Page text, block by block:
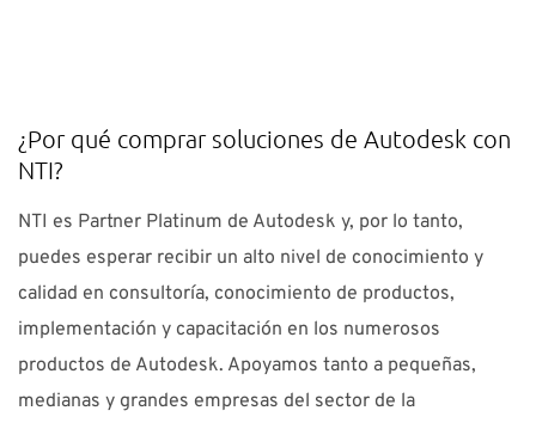
¿Por qué comprar soluciones de Autodesk con
NTI?
NTI es Partner Platinum de Autodesk y, por lo tanto,
puedes esperar recibir un alto nivel de conocimiento y
calidad en consultoría, conocimiento de productos,
implementación y capacitación en los numerosos
productos de Autodesk. Apoyamos tanto a pequeñas,
medianas y grandes empresas del sector de la